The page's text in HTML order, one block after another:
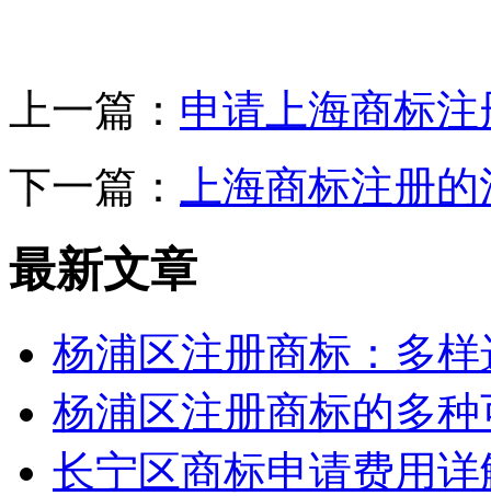
上一篇： 申请上海商标
下一篇：
上海商标注册
最新文章
杨浦区注册商标：多
杨浦区注册商标的多
长宁区商标申请费用